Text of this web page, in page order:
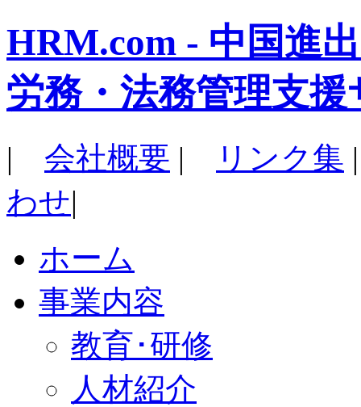
HRM.com - 中国進
労務・法務管理支援
| 会社概要 | リンク集
わせ|
ホーム
事業内容
教育･研修
人材紹介